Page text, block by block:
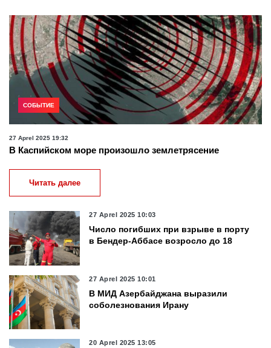
СОБЫТИЕ
27 Aprel 2025 19:32
В Каспийском море произошло землетрясение
Читать далее
27 Aprel 2025 10:03
Число погибших при взрыве в порту
в Бендер-Аббасе возросло до 18
27 Aprel 2025 10:01
В МИД Азербайджана выразили
соболезнования Ирану
20 Aprel 2025 13:05